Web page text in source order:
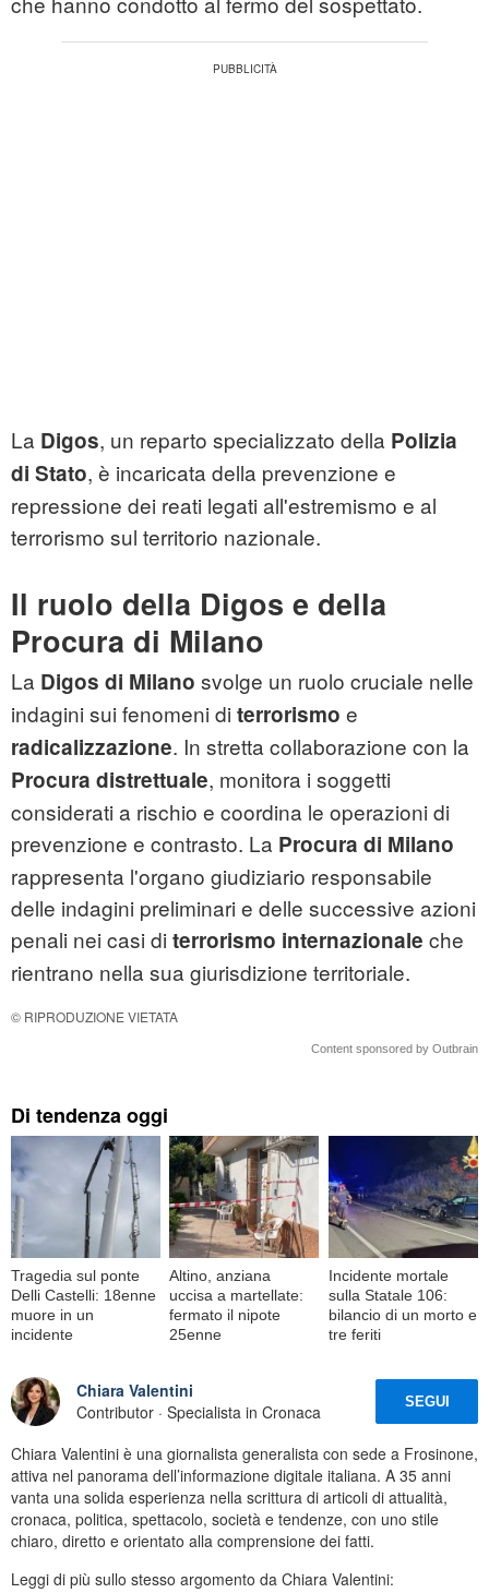
La Digos, un reparto specializzato della Polizia
di Stato, è incaricata della prevenzione e
repressione dei reati legati all'estremismo e al
terrorismo sul territorio nazionale.
Il ruolo della Digos e della
Procura di Milano
La Digos di Milano svolge un ruolo cruciale nelle
indagini sui fenomeni di terrorismo e
radicalizzazione. In stretta collaborazione con la
Procura distrettuale, monitora i soggetti
considerati a rischio e coordina le operazioni di
prevenzione e contrasto. La Procura di Milano
rappresenta l'organo giudiziario responsabile
delle indagini preliminari e delle successive azioni
penali nei casi di terrorismo internazionale che
rientrano nella sua giurisdizione territoriale.
© RIPRODUZIONE VIETATA
Content sponsored by Outbrain
Di tendenza oggi
Tragedia sul ponte
Delli Castelli: 18enne
muore in un
incidente
Altino, anziana
uccisa a martellate:
fermato il nipote
25enne
Incidente mortale
sulla Statale 106:
bilancio di un morto e
tre feriti
Chiara Valentini
Contributor · Specialista in Cronaca
SEGUI
Chiara Valentini è una giornalista generalista con sede a Frosinone,
attiva nel panorama dell’informazione digitale italiana. A 35 anni
vanta una solida esperienza nella scrittura di articoli di attualità,
cronaca, politica, spettacolo, società e tendenze, con uno stile
chiaro, diretto e orientato alla comprensione dei fatti.
Leggi di più sullo stesso argomento da Chiara Valentini: